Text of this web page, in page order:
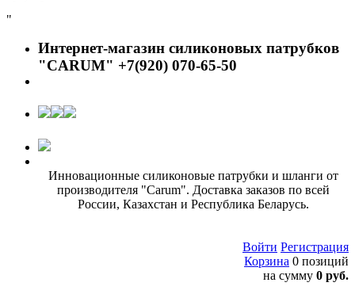
"
Интернет-магазин силиконовых патрубков
"CARUM" +7(920) 070-65-50
Инновационные силиконовые патрубки и шланги от
производителя "Carum". Доставка заказов по всей
России, Казахстан и Республика Беларусь.
Войти Регистрация
Корзина 0 позиций
на сумму 0 руб.